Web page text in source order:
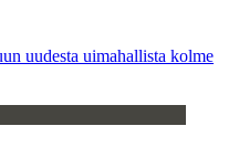
uudesta uimahallista kolme